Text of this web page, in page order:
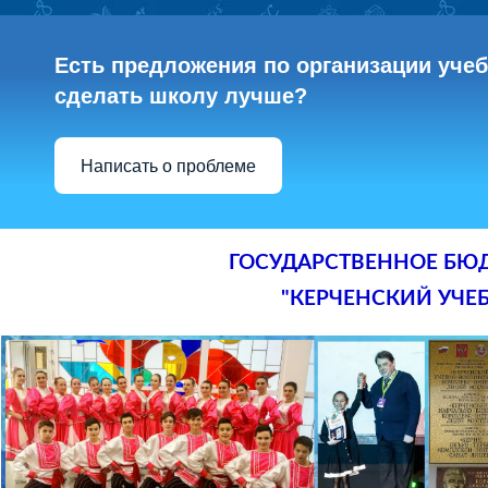
Есть предложения по организации
сделать школу лучше?
Написать о проблеме
ГОСУДАРСТВЕННОЕ
"КЕРЧЕНСКИЙ